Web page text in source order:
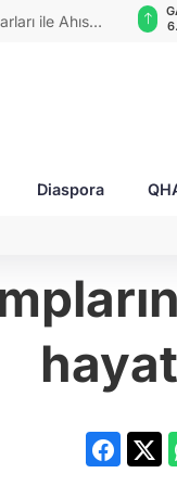
zaferlerini"
6.512,74
Diaspora